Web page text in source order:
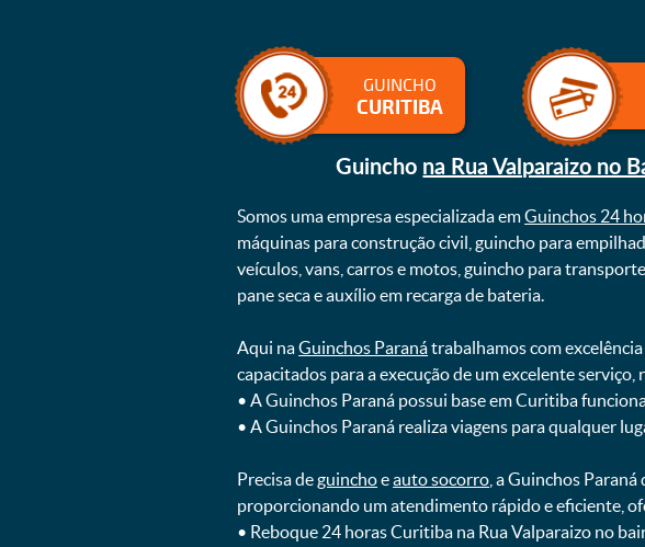
GUINCHO
CURITIBA
Guincho na Rua Valparaizo no
Somos uma empresa especializada emGuinchos 24
máquinas para construção civil, guincho para
veículos, vans, carros e motos, guincho para
pane seca e auxílio em recarga de bateria. ㅤㅤ
Aqui naGuinchos Paranátrabalhamos com
capacitados para a execução de um excelente
ㅤㅤ• A Guinchos Paraná possui base em Curitiba
ㅤㅤ• A Guinchos Paraná realiza viagens para qualquer
Precisa deguinchoeauto socorro , a Guinchos
proporcionando um atendimento rápido e eficiente,
ㅤㅤ• Reboque 24 horas Curitiba na Rua Valparaizo no